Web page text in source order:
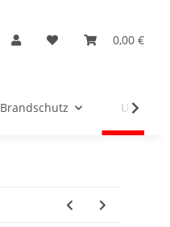
0,00 €
Brandschutz